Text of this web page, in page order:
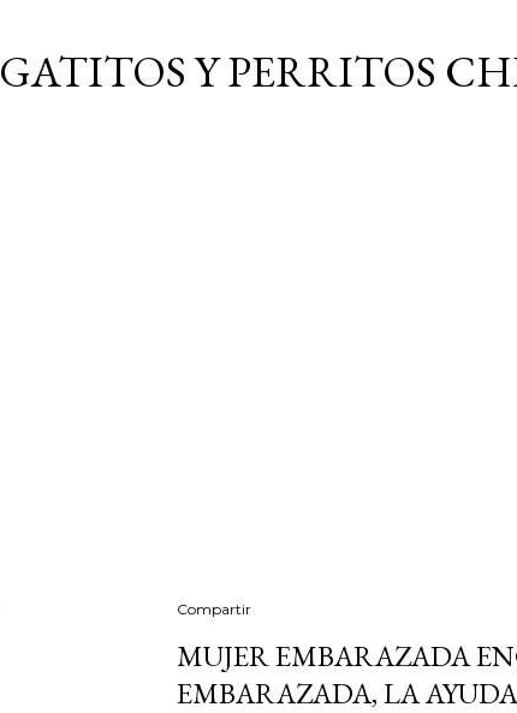
GATITOS Y PERRITOS
Compartir
MUJER EMBARAZADA
EMBARAZADA, LA